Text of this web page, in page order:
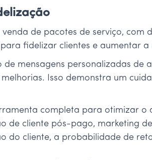
de pacotes de serviço, com
fidelizar clientes e aumentar
de mensagens personalizadas
Isso demonstra um
completa para otimizar
de cliente pós-pago, marketing
do cliente, a probabilidade de